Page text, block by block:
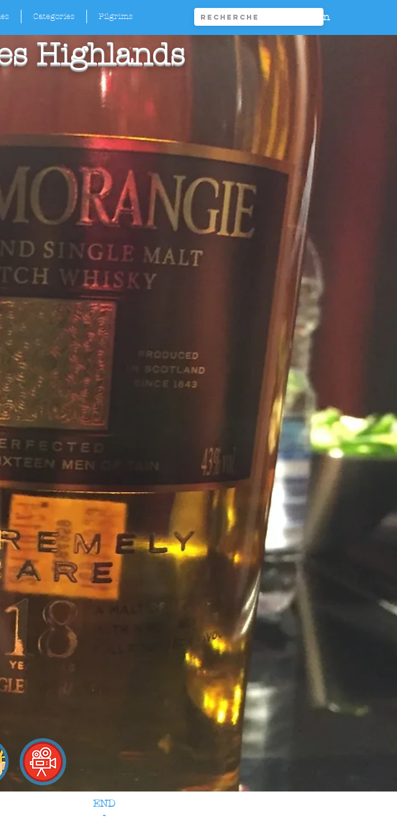
Categories Pilgrims Connexion
Highlands
END
-